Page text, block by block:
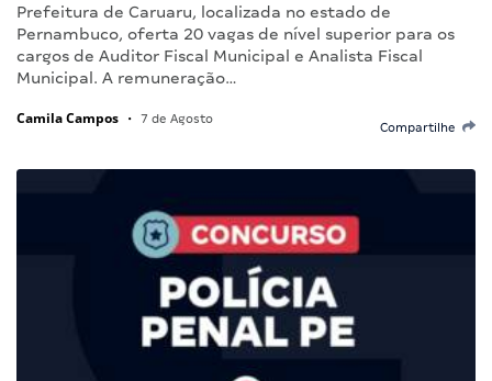
Prefeitura de Caruaru, localizada no estado de
Pernambuco, oferta 20 vagas de nível superior para os
cargos de Auditor Fiscal Municipal e Analista Fiscal
Municipal. A remuneração…
Camila Campos • 7 de Agosto
Compartilhe